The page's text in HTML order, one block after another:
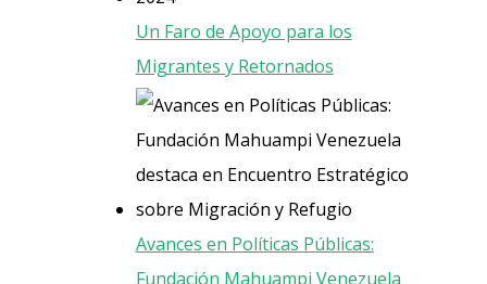
Un Faro de Apoyo para los
Migrantes y Retornados
Avances en Políticas Públicas:
Fundación Mahuampi Venezuela